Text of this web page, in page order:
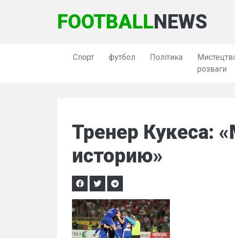
FOOTBALLNEWS
Спорт футбол Політика
розваги
Тренер Кукеса:
историю»